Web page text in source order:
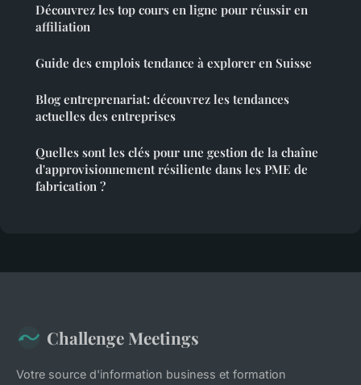
Découvrez les top cours en ligne pour réussir en
affiliation
Guide des emplois tendance à explorer en Suisse
Blog entreprenariat: découvrez les tendances
actuelles des entreprises
Quelles sont les clés pour une gestion de la chaîne
d'approvisionnement résiliente dans les PME de
fabrication ?
Challenge Meetings
Votre source d'information business et formation